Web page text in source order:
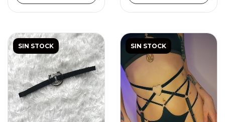
SIN STOCK SIN STOCK